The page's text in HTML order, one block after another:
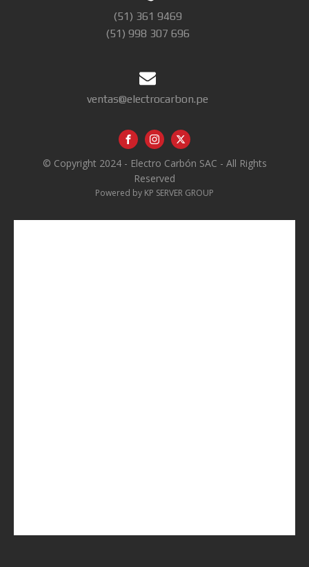
(51) 361 9469
(51) 998 307 696
ventas@electrocarbon.pe
© Copyright 2024 - Electro Carbón SAC - All Rights
Reserved
Powered by KP SERVER GROUP